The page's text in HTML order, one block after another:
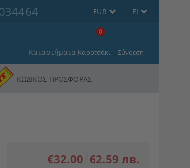
EUR EL
Καταστήματα Καροτσάκι
0
Σύνδεση
ΚΩΔΙΚΟΣ ΠΡΟΣΦΟΡΑΣ
€32.00 62.59 лв.